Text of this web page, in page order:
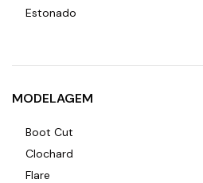
Off White
Roxo
Estonado
MODELAGEM
Boot Cut
Clochard
Flare